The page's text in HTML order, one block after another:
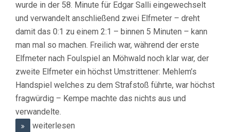
wurde in der 58. Minute für Edgar Salli eingewechselt
und verwandelt anschließend zwei Elfmeter – dreht
damit das 0:1 zu einem 2:1 – binnen 5 Minuten – kann
man mal so machen. Freilich war, während der erste
Elfmeter nach Foulspiel an Möhwald noch klar war, der
zweite Elfmeter ein höchst Umstrittener: Mehlem’s
Handspiel welches zu dem Strafstoß führte, war höchst
fragwürdig – Kempe machte das nichts aus und
verwandelte.
weiterlesen